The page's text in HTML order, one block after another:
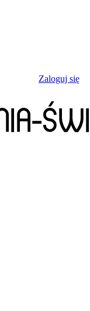
Zaloguj się